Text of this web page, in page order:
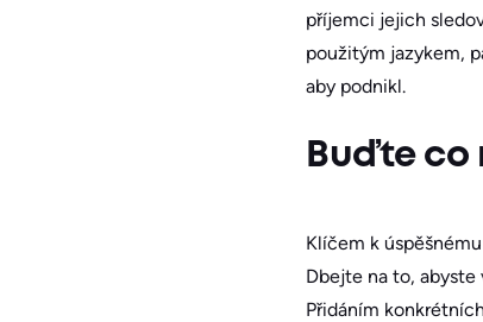
příjemci jejich
použitým jazykem,
aby podnikl.
Buďte
Klíčem k
Dbejte na to,
Přidáním